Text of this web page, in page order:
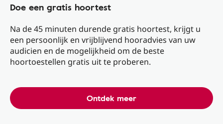
Doe een gratis hoortest
Na de 45 minuten durende gratis hoortest, krijgt u
een persoonlijk en vrijblijvend hooradvies van uw
audicien en de mogelijkheid om de beste
hoortoestellen gratis uit te proberen.
Ontdek meer